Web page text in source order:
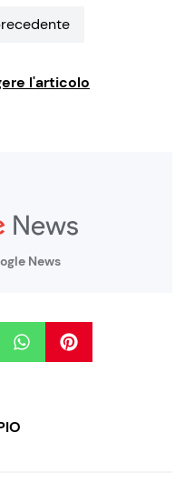
Consigli di Cucina
Dolci
Ricette Facili e Veloci
Ricette per Bambini
l'articolo
News